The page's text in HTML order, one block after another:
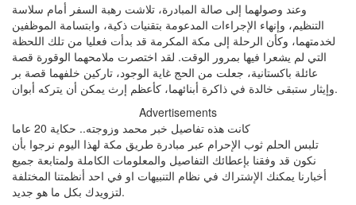
وعند وصولهما إلى صالة المبادرة، تلاشت رهبة السفر أمام سلاسة
التنظيم، وإنهاء الإجراءات المدعومة بتقنيات ذكية، وابتسامة الموظفين
لخدمتهما، وكأن الرحلة إلى مكة المكرمة قد بدأت فعليا من تلك اللحظة
التي لم يشعرا فيها بمرور الوقت. لقد اختصرت ملامحهما الوقورة قصة
عائلة باكستانية، جعلت من الحج غاية الوجود، تاركين خلفهما قصة بر
وإيثار ستبقى خالدة في ذاكرة أبنائهما، كأعظم إرث يمكن أن يتركه أبوان.
Advertisements
كانت هذه تفاصيل خبر محمد وزوجته.. حكاية 20 عاما
تلبس الحلم ثوب الإحرام عبر مبادرة طريق مكة لهذا اليوم نرجوا بأن
نكون قد وفقنا بإعطائك التفاصيل والمعلومات الكاملة ولمتابعة جميع
أخبارنا يمكنك الإشتراك في نظام التنبيهات او في احد أنظمتنا المختلفة
لتزويدك بكل ما هو جديد.